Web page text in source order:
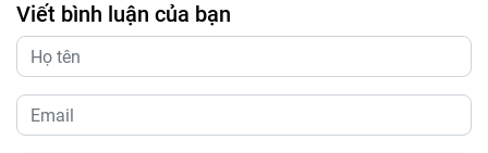
Viết bình luận của bạn